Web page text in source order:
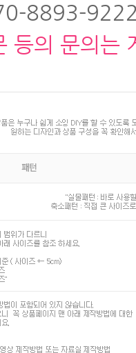
8893-
등의 문의는